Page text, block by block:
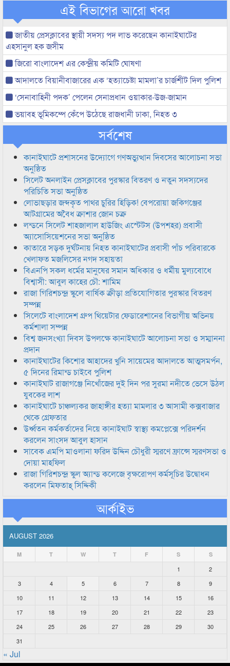
এই বিভাগের আরো খবর
জাতীয় প্রেসক্লাবের স্থায়ী সদস্য পদ লাভ করেছেন কানাইঘাটের
এহসানুল হক জসীম
জিরো বাংলাদেশ এর কেন্দ্রীয় কমিটি ঘোষণা
আদালতে বিয়ানীবাজারের এক ‘হত্যাচেষ্টা মামলা’র চার্জশীট দিল পুলিশ
‘সেনাবাহিনী পদক’ পেলেন সেনাপ্রধান ওয়াকার-উজ-জামান
ভয়াবহ ভূমিকম্পে কেঁপে উঠেছে রাজধানী ঢাকা, নিহত ৩
সর্বশেষ
কানাইঘাটে প্রশাসনের উদ্যোগে গণঅভ্যুত্থান দিবসের আলোচনা সভা
অনুষ্ঠিত
সিলেট অনলাইন প্রেসক্লাবের পুরস্কার বিতরণ ও নতুন সদস্যদের
পরিচিতি সভা অনুষ্ঠিত
লোভাছড়ার জব্দকৃত পাথর চুরির হিড়িক! বেপরোয়া জকিগঞ্জের
আটগ্রামের অবৈধ ক্রাশার জোন চক্র
লন্ডনে সিলেট শাহজালাল হাউজিং এস্টেটস (উপশহর) প্রবাসী
অ্যাসোসিয়েশনের সভা অনুষ্ঠিত
কাতারে সড়ক দুর্ঘটনায় নিহত কানাইঘাটের প্রবাসী পাঁচ পরিবারকে
খেলাফত মজলিসের নগদ সহায়তা
বিএনপি সকল ধর্মের মানুষের সমান অধিকার ও ধর্মীয় মুল্যবোধে
বিশ্বাসী: আবুল কাহের চৌ: শামিম
রাজা গিরিশচন্দ্র স্কুলে বার্ষিক ক্রীড়া প্রতিযোগিতার পুরস্কার বিতরণ
সম্পন্ন
সিলেটে বাংলাদেশ গ্রুপ থিয়েটার ফেডারেশানের বিভাগীয় অভিনয়
কর্মশালা সম্পন্ন
বিশ্ব জনসংখ্যা দিবস উপলক্ষে কানাইঘাটে আলোচনা সভা ও সম্মাননা
প্রদান
কানাইঘাটের কিশোর আহাদের খুনি সায়েমের আদালতে আত্মসমর্পন,
৫ দিনের রিমান্ড চাইবে পুলিশ
কানাইঘাট রাজাগঞ্জে নিখোঁজের দুই দিন পর সুরমা নদীতে ভেসে উঠল
যুবকের লাশ
কানাইঘাটে চাঞ্চল্যকর জাহাঙ্গীর হত্যা মামলার ৩ আসামী কক্সবাজার
থেকে গ্রেফতার
উর্ধ্বতন কর্মকর্তাদের নিয়ে কানাইঘাট স্বাস্থ্য কমপ্লেক্সে পরিদর্শন
করলেন সাংসদ আবুল হাসান
সাবেক এমপি মাওলানা ফরিদ উদ্দিন চৌধুরী স্মরণে ফ্রান্সে স্মরণসভা ও
দোয়া মাহফিল
রাজা গিরিশচন্দ্র স্কুল অ্যান্ড কলেজে বৃক্ষরোপণ কর্মসূচির উদ্বোধন
করলেন মিফতাহ্ সিদ্দিকী
আর্কাইভ
AUGUST 2026
M T W T F S S
1
2
3
4 5 6 7 8
9
10
11 12 13 14 15
16
17
18 19 20 21 22
23
24
25 26 27 28 29
30
31
« Jul